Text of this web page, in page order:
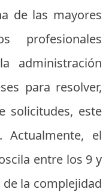
de las mayores
profesionales
administración
para resolver,
solicitudes, este
Actualmente, el
entre los 9 y
la complejidad